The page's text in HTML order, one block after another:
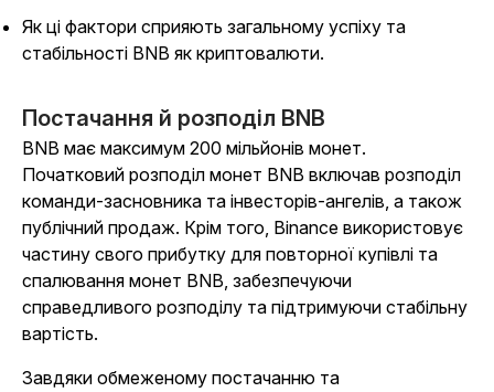
Як ці фактори сприяють загальному успіху та
стабільності BNB як криптовалюти.
Постачання й розподіл BNB
BNB має максимум 200 мільйонів монет.
Початковий розподіл монет BNB включав розподіл
команди-засновника та інвесторів-ангелів, а також
публічний продаж. Крім того, Binance використовує
частину свого прибутку для повторної купівлі та
спалювання монет BNB, забезпечуючи
справедливого розподілу та підтримуючи стабільну
вартість.
Завдяки обмеженому постачанню та